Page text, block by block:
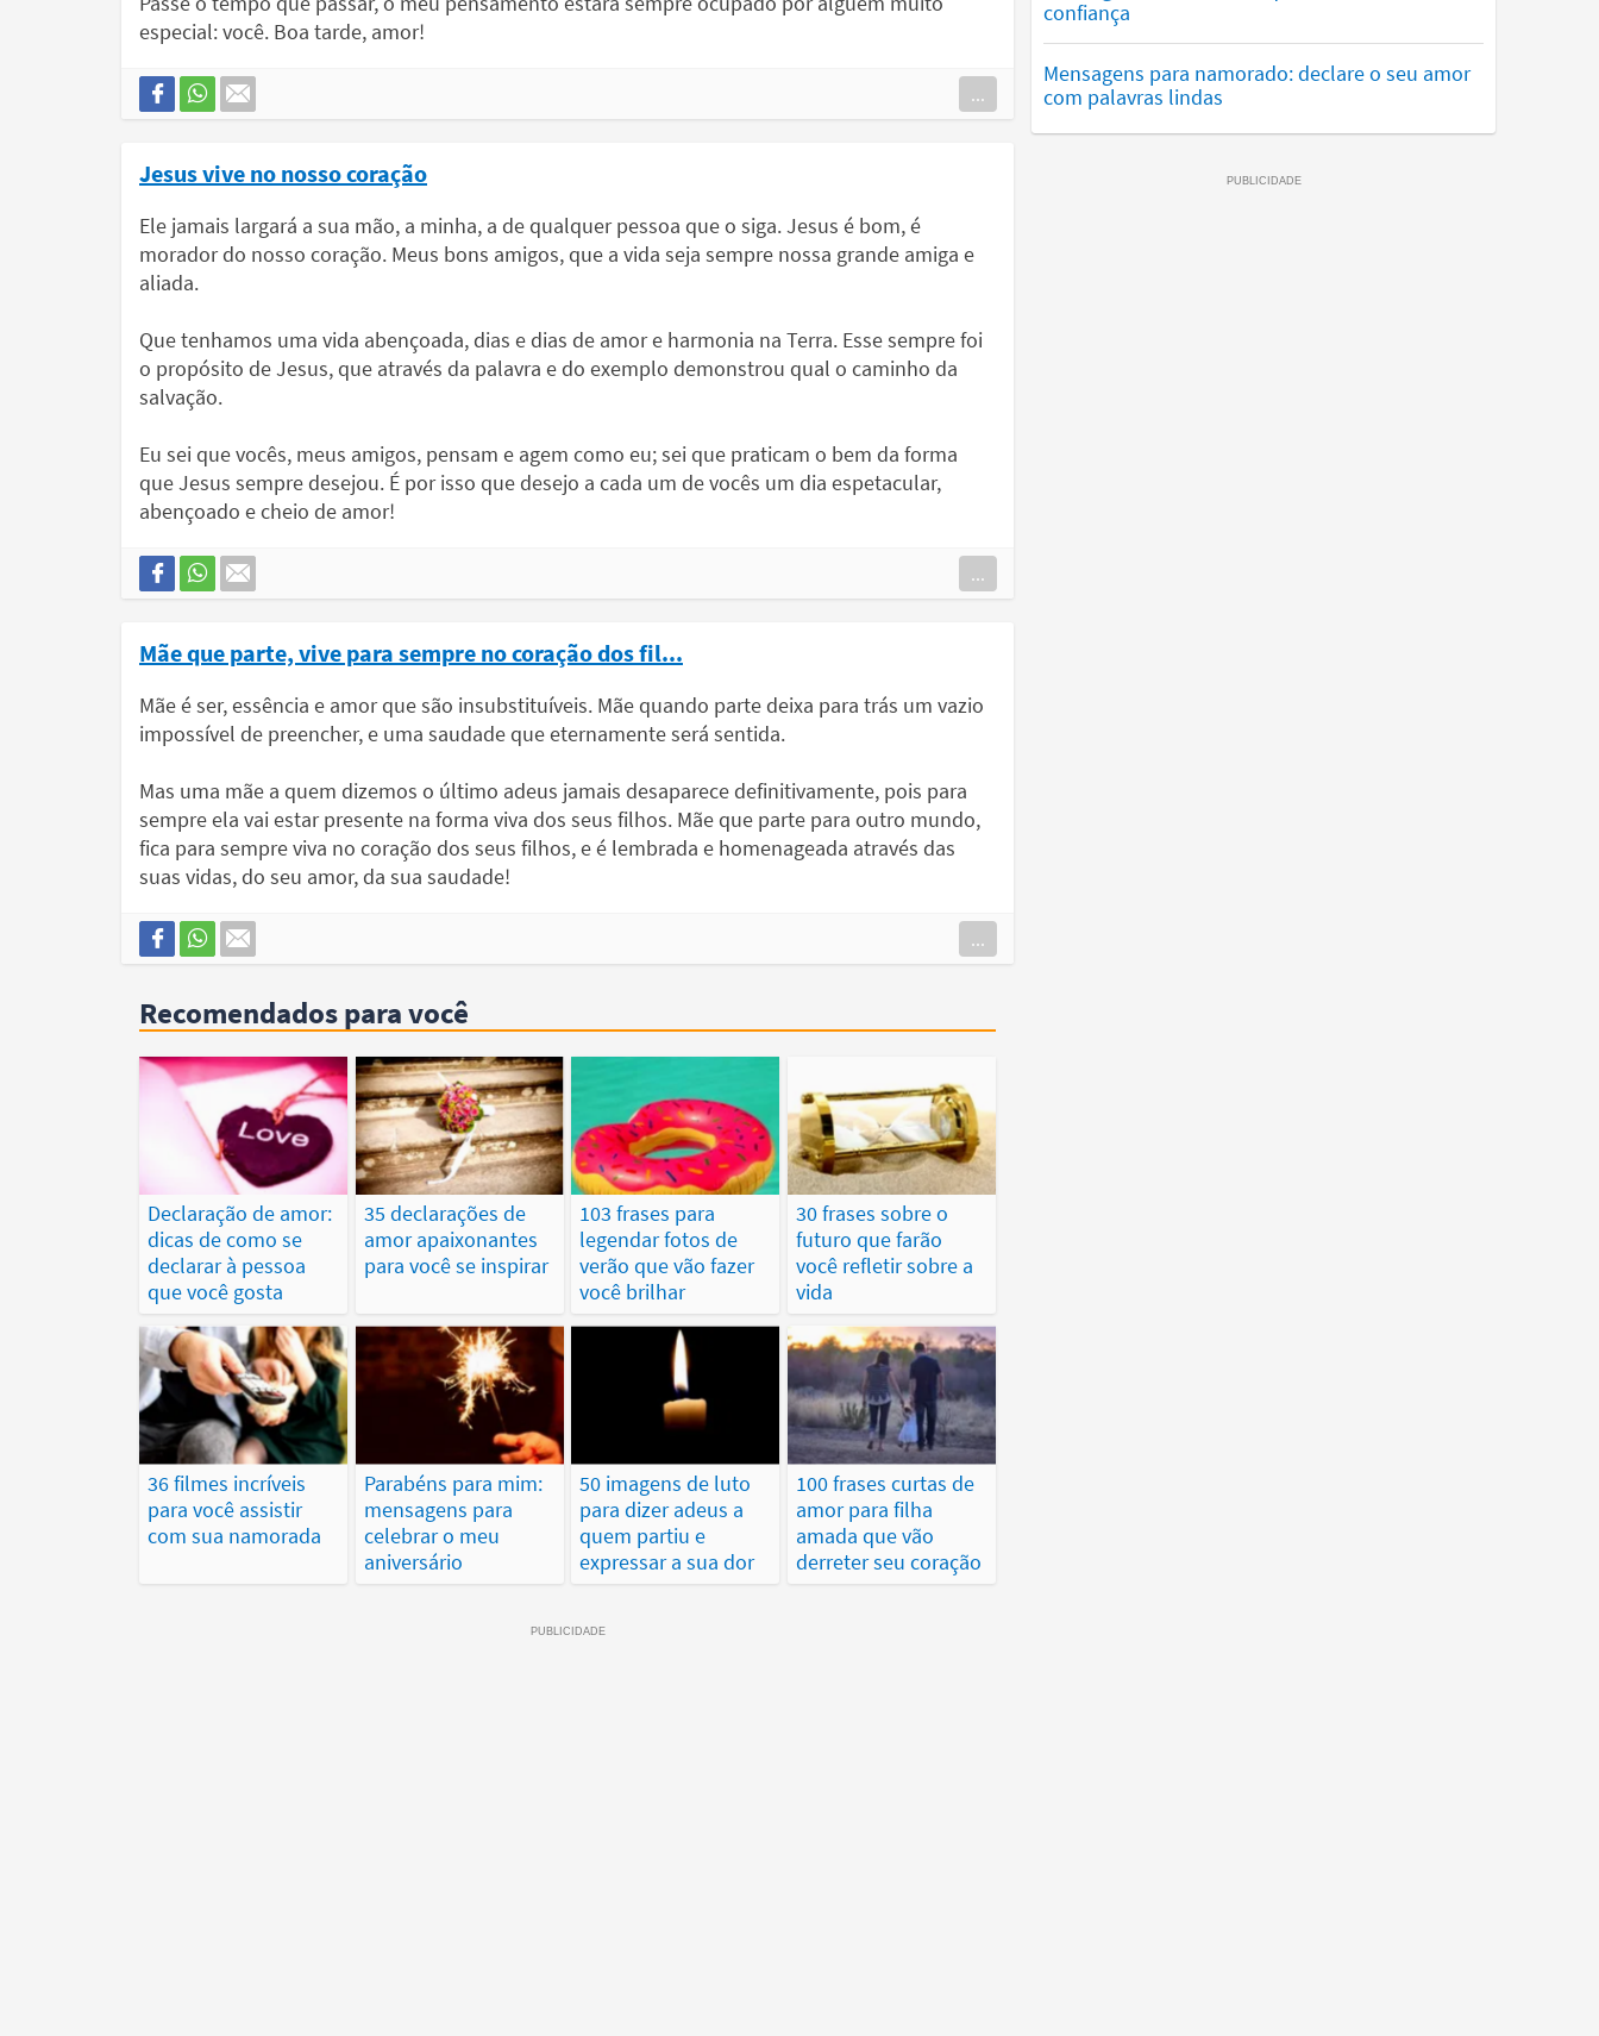
especial: você. Boa tarde, amor!
...
Jesus vive no nosso coração
Ele jamais largará a sua mão, a minha, a de qualquer pessoa que o siga. Jesus é bom, é
morador do nosso coração. Meus bons amigos, que a vida seja sempre nossa grande amiga e
aliada.
Que tenhamos uma vida abençoada, dias e dias de amor e harmonia na Terra. Esse sempre foi
o propósito de Jesus, que através da palavra e do exemplo demonstrou qual o caminho da
salvação.
Eu sei que vocês, meus amigos, pensam e agem como eu; sei que praticam o bem da forma
que Jesus sempre desejou. É por isso que desejo a cada um de vocês um dia espetacular,
abençoado e cheio de amor!
...
Mãe que parte, vive para sempre no coração dos fil...
Mãe é ser, essência e amor que são insubstituíveis. Mãe quando parte deixa para trás um vazio
impossível de preencher, e uma saudade que eternamente será sentida.
Mas uma mãe a quem dizemos o último adeus jamais desaparece definitivamente, pois para
sempre ela vai estar presente na forma viva dos seus filhos. Mãe que parte para outro mundo,
fica para sempre viva no coração dos seus filhos, e é lembrada e homenageada através das
suas vidas, do seu amor, da sua saudade!
...
Recomendados para você
Declaração de amor:
dicas de como se
declarar à pessoa
que você gosta
35 declarações de
amor apaixonantes
para você se inspirar
103 frases para
legendar fotos de
verão que vão fazer
você brilhar
30 frases sobre o
futuro que farão
você refletir sobre a
vida
36 filmes incríveis
para você assistir
com sua namorada
Parabéns para mim:
mensagens para
celebrar o meu
aniversário
50 imagens de luto
para dizer adeus a
quem partiu e
expressar a sua dor
100 frases curtas de
amor para filha
amada que vão
derreter seu coração
confiança
Mensagens para namorado: declare o seu amor
com palavras lindas